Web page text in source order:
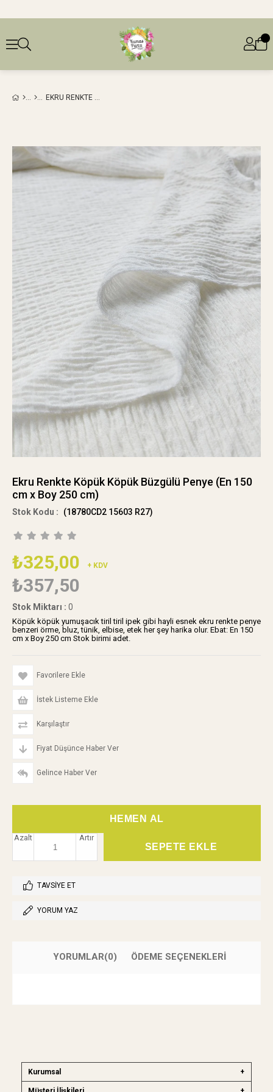
EKRU RENKTE KÖPÜK KÖPÜK BÜZGÜLÜ PENYE (EN 150 CM X BOY 250 CM)
Ekru Renkte Köpük Köpük Büzgülü Penye (En 150
cm x Boy 250 cm)
(18780CD2 15603 R27)
₺325,00 + KDV
₺357,50
Stok Miktarı : 0
Köpük köpük yumuşacık tiril tiril ipek gibi hayli esnek ekru renkte penye
benzeri örme, bluz, tünik, elbise, etek her şey harika olur. Ebat: En 150
cm x Boy 250 cm Stok birimi adet.
Favorilere Ekle
İstek Listeme Ekle
Karşılaştır
Fiyat Düşünce Haber Ver
Gelince Haber Ver
Artır
Azalt
TAVSIYE ET
YORUM YAZ
YORUMLAR(0) ÖDEME SEÇENEKLERI
Kurumsal